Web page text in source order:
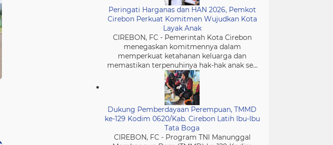
Peringati Harganas dan HAN 2026, Pemkot
Cirebon Perkuat Komitmen Wujudkan Kota
Layak Anak
CIREBON, FC - Pemerintah Kota Cirebon
menegaskan komitmennya dalam
memperkuat ketahanan keluarga dan
memastikan terpenuhinya hak-hak anak se...
Dukung Pemberdayaan Perempuan, TMMD
ke-129 Kodim 0620/Kab. Cirebon Latih Ibu-Ibu
Tata Boga
CIREBON, FC - Program TNI Manunggal